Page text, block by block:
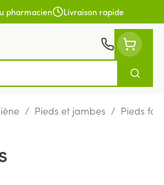
pharmacien Livraison rapide
/ Pieds et jambes / Pieds